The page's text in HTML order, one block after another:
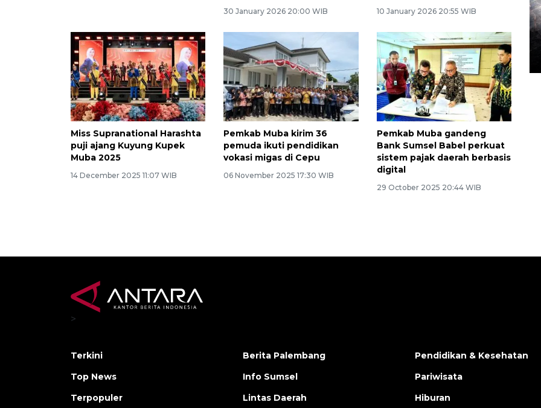
30 January 2026 20:00 WIB 10 January 2026 20:55 WIB
Miss Supranational Harashta
puji ajang Kuyung Kupek
Muba 2025
14 December 2025 11:07 WIB
Pemkab Muba kirim 36
pemuda ikuti pendidikan
vokasi migas di Cepu
06 November 2025 17:30 WIB
Pemkab Muba gandeng
Bank Sumsel Babel perkuat
sistem pajak daerah berbasis
digital
29 October 2025 20:44 WIB
kopi arabika Gayo
15 June 2026 11:15 WIB
>
Terkini
Top News
Terpopuler
Berita Palembang
Info Sumsel
Lintas Daerah
Pendidikan & Kesehatan
Pariwisata
Hiburan